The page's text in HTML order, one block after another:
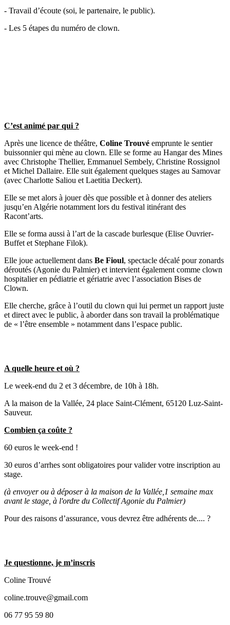
- Travail d’écoute (soi, le partenaire, le public).
- Les 5 étapes du numéro de clown.
C’est animé par qui ?
Après une licence de théâtre, Coline Trouvé emprunte le sentier
buissonnier qui mène au clown. Elle se forme au Hangar des Mines
avec Christophe Thellier, Emmanuel Sembely, Christine Rossignol
et Michel Dallaire. Elle suit également quelques stages au Samovar
(avec Charlotte Saliou et Laetitia Deckert).
Elle se met alors à jouer dès que possible et à donner des ateliers
jusqu’en Algérie notamment lors du festival itinérant des
Racont’arts.
Elle se forma aussi à l’art de la cascade burlesque (Elise Ouvrier-
Buffet et Stephane Filok).
Elle joue actuellement dans Be Fioul, spectacle décalé pour zonards
déroutés (Agonie du Palmier) et intervient également comme clown
hospitalier en pédiatrie et gériatrie avec l’association Bises de
Clown.
Elle cherche, grâce à l’outil du clown qui lui permet un rapport juste
et direct avec le public, à aborder dans son travail la problématique
de « l’être ensemble » notamment dans l’espace public.
A quelle heure et où ?
Le week-end du 2 et 3 décembre, de 10h à 18h.
A la maison de la Vallée, 24 place Saint-Clément, 65120 Luz-Saint-
Sauveur.
Combien ça coûte ?
60 euros le week-end !
30 euros d’arrhes sont obligatoires pour valider votre inscription au
stage.
(à envoyer ou à déposer à la maison de la Vallée,1 semaine max
avant le stage, à l'ordre du Collectif Agonie du Palmier)
Pour des raisons d’assurance, vous devrez être adhérents de.... ?
Je questionne, je m’inscris
Coline Trouvé
coline.trouve@gmail.com
06 77 95 59 80